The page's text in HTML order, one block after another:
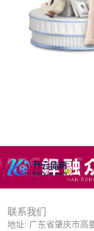
联系我们
地址: 广东省肇庆市高